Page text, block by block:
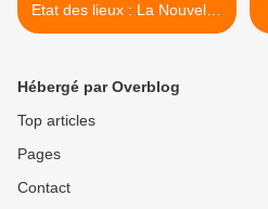
Etat des lieux : La Nouvelle-
Ecosse
Hébergé par Overblog
Top articles
Pages
Contact